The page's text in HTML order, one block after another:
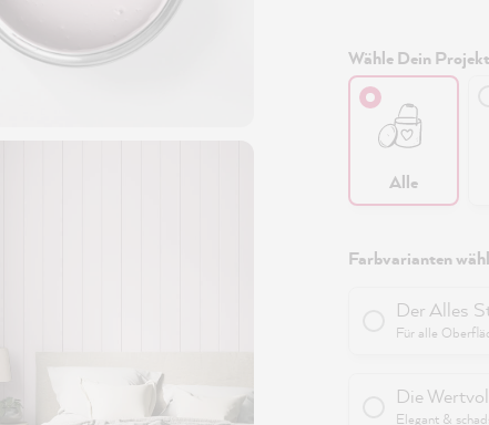
Wähle Dein
Alle
Farbvarianten
Der Alles
Für alle
Die
Elegant &